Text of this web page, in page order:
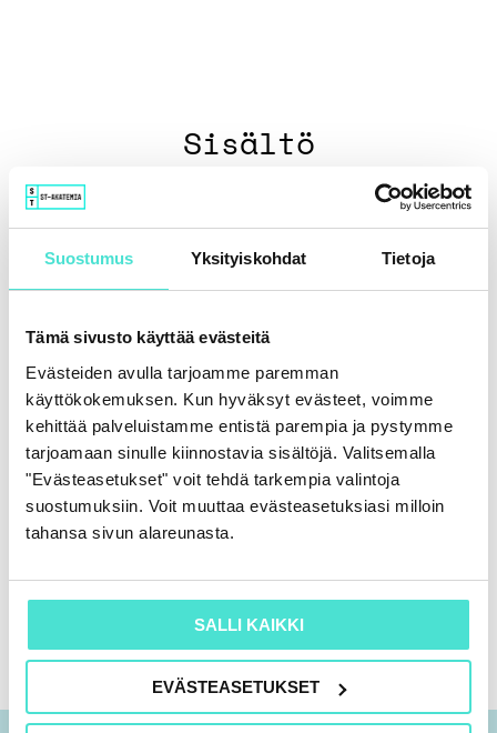
Suostumus Yksityiskohdat Tietoja
Tämä sivusto käyttää evästeitä
Evästeiden avulla tarjoamme paremman
käyttökokemuksen. Kun hyväksyt evästeet, voimme
kehittää palveluistamme entistä parempia ja pystymme
tarjoamaan sinulle kiinnostavia sisältöjä. Valitsemalla
"Evästeasetukset" voit tehdä tarkempia valintoja
suostumuksiin. Voit muuttaa evästeasetuksiasi milloin
tahansa sivun alareunasta.
SALLI KAIKKI
EVÄSTEASETUKSET
Sisältö
Katso koulutus & aineisto 5.6.2023
Palautekysely 5.6.2023
Merkitse koulutus suoritetuksi & lataa
todistus
Kuvattu: 5.6.2023